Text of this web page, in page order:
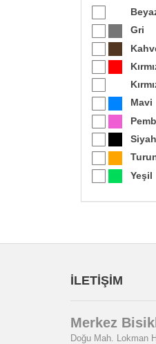
Epic
Fonte
Herrmans
Htb
Huashun
Impac
İnfini
Kmc
Michelin
Moon
Plus
Gri
Mavi
Siyah
Yeşil
İLETİŞİM
Merkez
Doğu Mah. Lokman